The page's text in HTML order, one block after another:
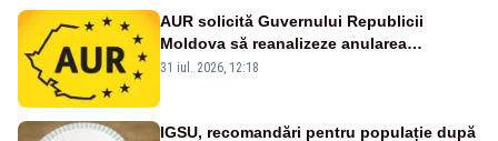
AUR solicită Guvernului Republicii
Moldova să reanalizeze anularea
concertului de Ziua Limbii Române
31 iul. 2026, 12:18
IGSU, recomandări pentru populație după